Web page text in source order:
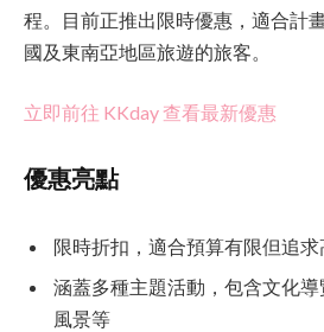
程。目前正推出限時優惠，適合計
國及東南亞地區旅遊的旅客。
立即前往 KKday 查看最新優惠
優惠亮點
限時折扣，適合預算有限但追
涵蓋多種主題活動，包含文化
風景等